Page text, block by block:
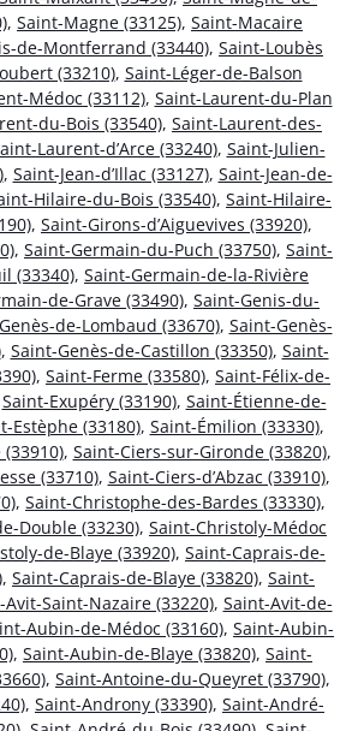
, Saint-Magne (33125), Saint-Macaire
de-Montferrand (33440), Saint-Loubès
(33210), Saint-Léger-de-Balson
Médoc (33112), Saint-Laurent-du-Plan
du-Bois (33540), Saint-Laurent-des-
Laurent-d’Arce (33240), Saint-Julien-
, Saint-Jean-d’Illac (33127), Saint-Jean-de-
Hilaire-du-Bois (33540), Saint-Hilaire-
, Saint-Girons-d’Aiguevives (33920),
, Saint-Germain-du-Puch (33750), Saint-
(33340), Saint-Germain-de-la-Rivière
de-Grave (33490), Saint-Genis-du-
de-Lombaud (33670), Saint-Genès-
, Saint-Genès-de-Castillon (33350), Saint-
, Saint-Ferme (33580), Saint-Félix-de-
Saint-Exupéry (33190), Saint-Étienne-de-
Estèphe (33180), Saint-Émilion (33330),
, Saint-Ciers-sur-Gironde (33820),
(33710), Saint-Ciers-d’Abzac (33910),
, Saint-Christophe-des-Bardes (33330),
Double (33230), Saint-Christoly-Médoc
de-Blaye (33920), Saint-Caprais-de-
, Saint-Caprais-de-Blaye (33820), Saint-
Avit-Saint-Nazaire (33220), Saint-Avit-de-
Aubin-de-Médoc (33160), Saint-Aubin-
, Saint-Aubin-de-Blaye (33820), Saint-
, Saint-Antoine-du-Queyret (33790),
, Saint-Androny (33390), Saint-André-